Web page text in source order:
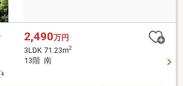
2,490万円
3LDK 71.23m2
13階 南